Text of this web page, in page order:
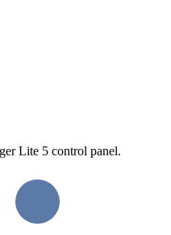
Lite 5 control panel.
VKontakte